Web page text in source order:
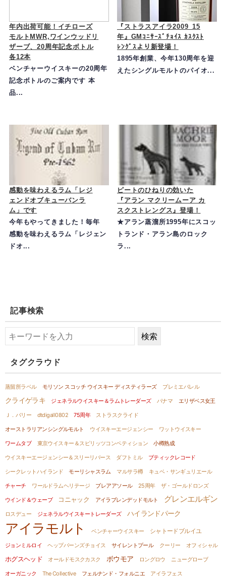
年内出荷可能！イチローズ
モルトMWR,ワインウッドリ
ザーブ、20周年記念ボトル
各12本
ベンチャーウイスキーの20周年
記念ボトルのご案内です 本
品...
『ストラスアイラ2009_15
年』GMｺﾆｻｰｽﾞﾁｮｲｽ ｶｽｸｽﾄ
ﾚﾝｸﾞｽより新登場！
1895年創業、今年130周年を迎
えたシングルモルトのパイオ...
感動を味わえるラム「レジ
ェンドオブキューバンラ
ム」です
今年もやってきました！毎年
感動を味わえるラム「レジェン
ドオ...
ピートのひねりの効いた
『アラン マクリームーア カ
スクストレングス』登場！
★アラン蒸溜所1995年にスコッ
トランド・アラン島のロック
ラ...
記事検索
タグクラウド
蒸留所ラベル モリソン スコッチ ウイスキー ディスティラーズ プレミエバレル
クライゲラキ ジェネラルウイスキー＆ラムトレーダーズ パナマ
エリザベス女王
Ｊ．バリー
dtdigall0802 75周年
ストラスクライド
オーストラリアンシングルモルト
ウイスキーエージェンシー
ワットウイスキー
ワームタブ
東京ウイスキー＆スピリッツコンペティション
小樽熟成
ウイスキーエージェンシー＆スリーリバース
ダフトミル
ブティックレコード
シークレットハイランド
モーリシャスラム マルサラ樽
キュベ・サンギュリエール
チャーチ
ワールドラムヘリテージ ブレアアソール 25周年
ザ・ゴールドロンズ
ウインド＆ウェーブ
コニャック アイラブレンデッドモルト グレンエルギン
ロスデュー ジェネラルウイスキートレーダーズ ハイランドパーク
アイラモルト ベンチャーウイスキー シャトードブルイユ
ジョンミルロイ ヘップバーンズチョイス サイレントプール クーリー オフィシャル
ホグスヘッド オールドモスクカスク ボウモア ロングロウ
ニューグローブ
オーガニック
The Collective フェルナンド・フォルニエ
アイラフェス